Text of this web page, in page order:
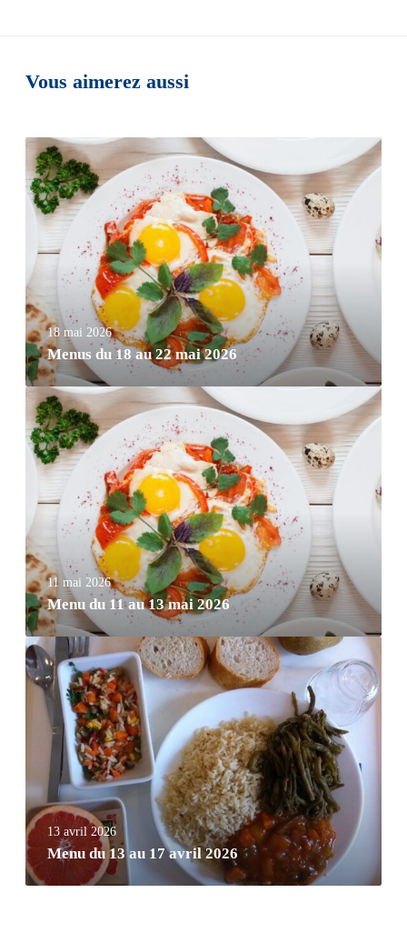
Vous aimerez aussi
18 mai 2026
Menus du 18 au 22 mai 2026
11 mai 2026
Menu du 11 au 13 mai 2026
13 avril 2026
Menu du 13 au 17 avril 2026